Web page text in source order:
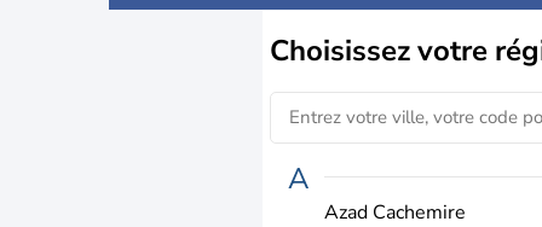
Choisissezvotre
A
Azad Cachemire